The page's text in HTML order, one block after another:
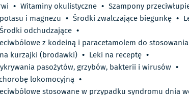
• Witaminy okulistyczne • Szampony
i magnezu • Środki zwalczające biegunkę •
Środki odchudzające •
z kodeiną i paracetamolem do
kurzajki (brodawki) • Leki na receptę •
pasożytów, grzybów, bakterii i wirusów •
lokomocyjną •
stosowane w przypadku syndromu dnia